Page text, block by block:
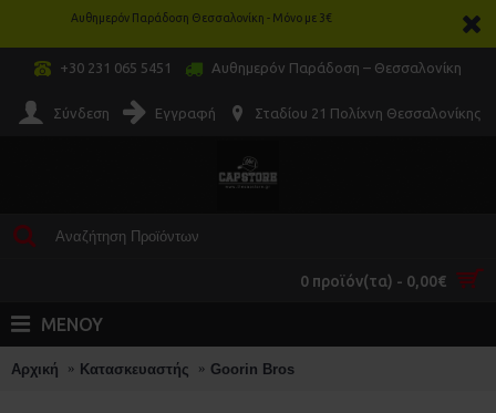
Αυθημερόν Παράδοση Θεσσαλονίκη - Μόνο με 3€
+30 231 065 5451 Αυθημερόν Παράδοση – Θεσσαλονίκη
Σύνδεση Εγγραφή Σταδίου 21 Πολίχνη Θεσσαλονίκης
0 προϊόν(τα) - 0,00€
ΜΕΝΟΥ
Αρχική Κατασκευαστής Goorin Bros